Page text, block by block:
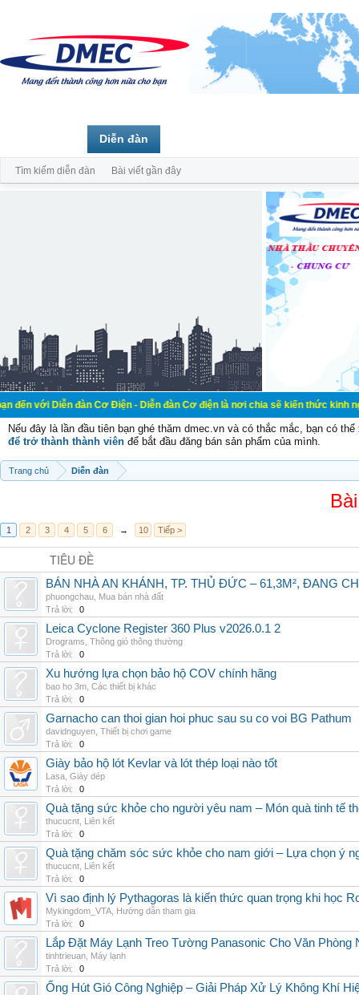
đàn Cơ Điện - Diễn đàn Cơ điện là nơi chia sẽ kiến thức kinh nghiệm
Nếu đây là lần đầu tiên bạn ghé thăm dmec.vn và có thắc mắc, bạn có
để trở thành thành viên để bắt đầu đăng bán sản phẩm của mình.
Trang chủ Diễn đàn
1 2 3 4 5 6 → 10 Tiếp >
TIÊU ĐỀ
BÁN NHÀ AN KHÁNH, TP. THỦ ĐỨC – 61,3M², ĐANG
phuongchau Mua bán nhà đất
Trả lời:
0
Leica Cyclone Register 360 Plus v2026.0.1 2
Drograms Thông gió thông thường
Trả lời:
0
Xu hướng lựa chọn bảo hộ COV chính hãng
bao ho 3m Các thiết bị khác
Trả lời:
0
Garnacho can thoi gian hoi phuc sau su co voi BG Pathum
davidnguyen Thiết bị chơi game
Trả lời:
0
Giày bảo hộ lót Kevlar và lót thép loại nào tốt
Lasa Giày dép
Trả lời:
0
Quà tặng sức khỏe cho người yêu nam – Món quà tinh tế
thucucnt Liên kết
Trả lời:
0
Quà tặng chăm sóc sức khỏe cho nam giới – Lựa chọn ý
thucucnt Liên kết
Trả lời:
0
Vì sao định lý Pythagoras là kiến thức quan trọng khi học
Mykingdom_VTA Hướng dẫn tham gia
Trả lời:
0
Lắp Đặt Máy Lạnh Treo Tường Panasonic Cho Văn Phòng
tinhtrieuan Máy lạnh
Trả lời:
0
Ống Hút Gió Công Nghiệp – Giải Pháp Xử Lý Không Khí
Diễn đàn
Tìm kiếm diễn đàn Bài viết gần đây